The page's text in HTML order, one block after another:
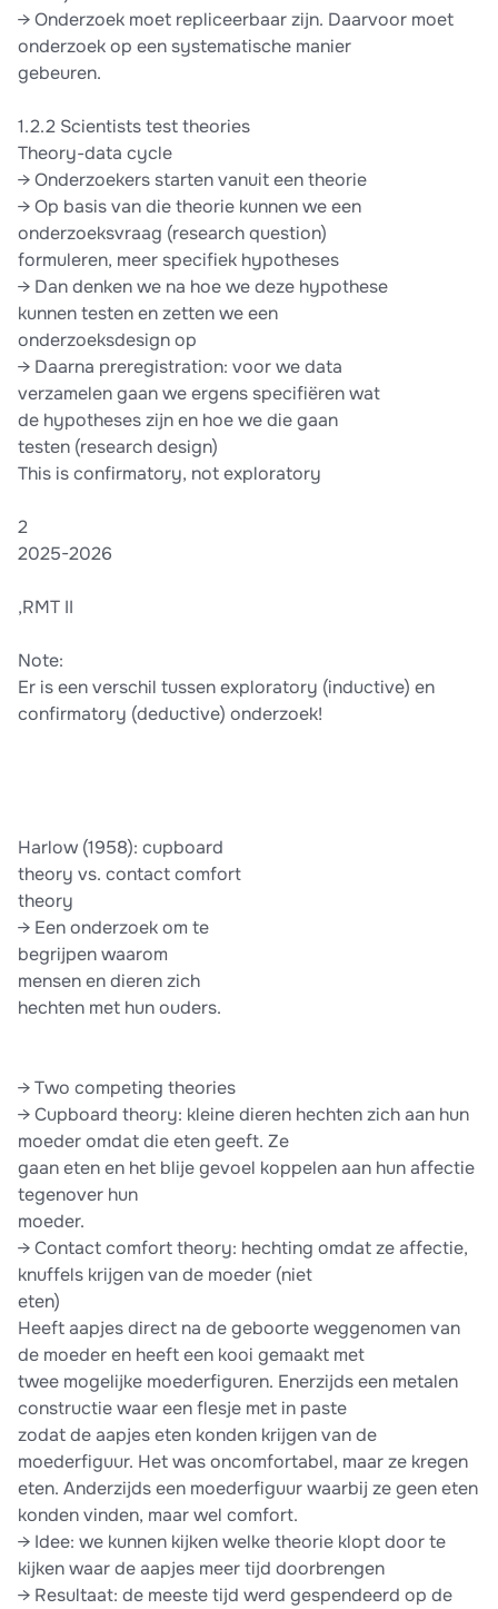
→ Onderzoek moet repliceerbaar zijn. Daarvoor moet
onderzoek op een systematische manier
gebeuren.
1.2.2 Scientists test theories
Theory-data cycle
→ Onderzoekers starten vanuit een theorie
→ Op basis van die theorie kunnen we een
onderzoeksvraag (research question)
formuleren, meer specifiek hypotheses
→ Dan denken we na hoe we deze hypothese
kunnen testen en zetten we een
onderzoeksdesign op
→ Daarna preregistration: voor we data
verzamelen gaan we ergens specifiëren wat
de hypotheses zijn en hoe we die gaan
testen (research design)
This is confirmatory, not exploratory
2
2025-2026
,RMT II
Note:
Er is een verschil tussen exploratory (inductive) en
confirmatory (deductive) onderzoek!
Harlow (1958): cupboard
theory vs. contact comfort
theory
→ Een onderzoek om te
begrijpen waarom
mensen en dieren zich
hechten met hun ouders.
→ Two competing theories
→ Cupboard theory: kleine dieren hechten zich aan hun
moeder omdat die eten geeft. Ze
gaan eten en het blije gevoel koppelen aan hun affectie
tegenover hun
moeder.
→ Contact comfort theory: hechting omdat ze affectie,
knuffels krijgen van de moeder (niet
eten)
Heeft aapjes direct na de geboorte weggenomen van
de moeder en heeft een kooi gemaakt met
twee mogelijke moederfiguren. Enerzijds een metalen
constructie waar een flesje met in paste
zodat de aapjes eten konden krijgen van de
moederfiguur. Het was oncomfortabel, maar ze kregen
eten. Anderzijds een moederfiguur waarbij ze geen eten
konden vinden, maar wel comfort.
→ Idee: we kunnen kijken welke theorie klopt door te
kijken waar de aapjes meer tijd doorbrengen
→ Resultaat: de meeste tijd werd gespendeerd op de